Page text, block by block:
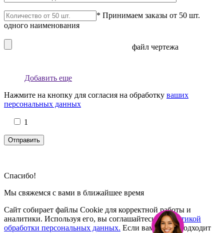
* Принимаем заказы от 50 шт.
одного наименования
файл чертежа
Добавить еще
Нажмите на кнопку для согласия на обработку ваших
персональных данных
1
Спасибо!
Мы свяжемся с вами в ближайшее время
Сайт собирает файлы Cookie для корректной работы и
аналитики. Используя его, вы соглашайтесь сПолитикой
обработки персональных данных. Если вам это не подходит